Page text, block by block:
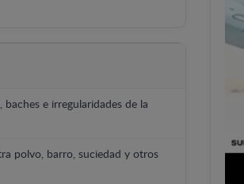
e irregularidades de la
polvo, barro, suciedad y otros